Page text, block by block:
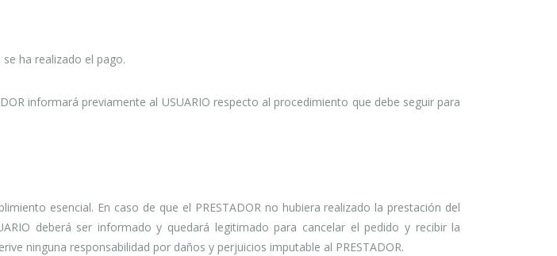
ha realizado el pago.
informará previamente al USUARIO respecto al procedimiento que debe seguir para
esencial. En caso de que el PRESTADOR no hubiera realizado la prestación del
deberá ser informado y quedará legitimado para cancelar el pedido y recibir la
ninguna responsabilidad por daños y perjuicios imputable al PRESTADOR.